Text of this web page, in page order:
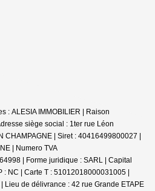
: ALESIA IMMOBILIER | Raison
siège social : 1ter rue Léon
CHAMPAGNE | Siret : 40416499800027 |
| Numero TVA
| Forme juridique : SARL | Capital
: NC | Carte T : 51012018000031005 |
Lieu de délivrance : 42 rue Grande ETAPE